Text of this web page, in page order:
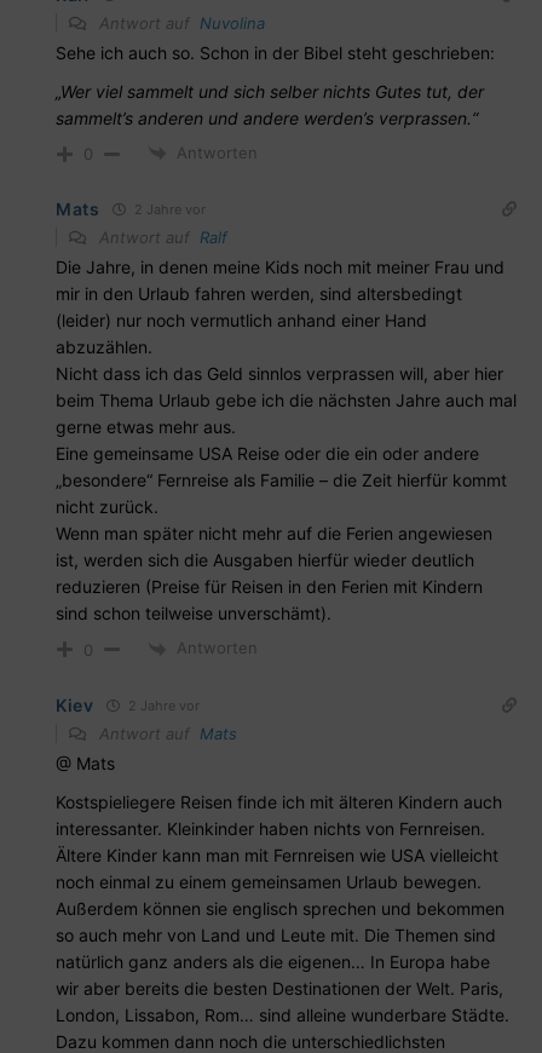
Antwort auf Nuvolina
Sehe ich auch so. Schon in der Bibel steht geschrieben:
„Wer viel sammelt und sich selber nichts Gutes tut, der
sammelt’s anderen und andere werden’s verprassen.“
0 Antworten
Mats 2 Jahre vor
Antwort auf Ralf
Die Jahre, in denen meine Kids noch mit meiner Frau und
mir in den Urlaub fahren werden, sind altersbedingt
(leider) nur noch vermutlich anhand einer Hand
abzuzählen.
Nicht dass ich das Geld sinnlos verprassen will, aber hier
beim Thema Urlaub gebe ich die nächsten Jahre auch mal
gerne etwas mehr aus.
Eine gemeinsame USA Reise oder die ein oder andere
„besondere“ Fernreise als Familie – die Zeit hierfür kommt
nicht zurück.
Wenn man später nicht mehr auf die Ferien angewiesen
ist, werden sich die Ausgaben hierfür wieder deutlich
reduzieren (Preise für Reisen in den Ferien mit Kindern
sind schon teilweise unverschämt).
0 Antworten
Kiev 2 Jahre vor
Antwort auf Mats
@ Mats
Kostspieliegere Reisen finde ich mit älteren Kindern auch
interessanter. Kleinkinder haben nichts von Fernreisen.
Ältere Kinder kann man mit Fernreisen wie USA vielleicht
noch einmal zu einem gemeinsamen Urlaub bewegen.
Außerdem können sie englisch sprechen und bekommen
so auch mehr von Land und Leute mit. Die Themen sind
natürlich ganz anders als die eigenen… In Europa habe
wir aber bereits die besten Destinationen der Welt. Paris,
London, Lissabon, Rom… sind alleine wunderbare Städte.
Dazu kommen dann noch die unterschiedlichsten